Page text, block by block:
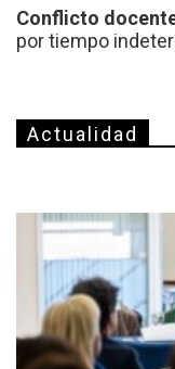
Conflicto
por tiempo
Actualidad